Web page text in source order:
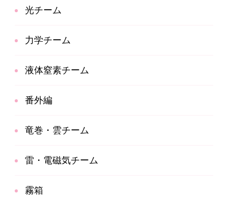
光チーム
力学チーム
液体窒素チーム
番外編
竜巻・雲チーム
雷・電磁気チーム
霧箱